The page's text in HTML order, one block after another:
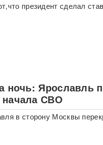
президент сделал
ночь: Ярославль
СВО
в сторону Москвы